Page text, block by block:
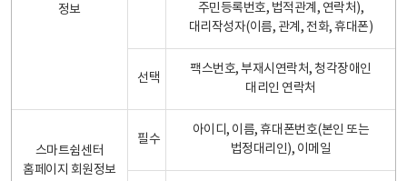
정보
주민등록번호, 법적관계, 연락처),
대리작성자(이름, 관계, 전화, 휴대폰)
선택
팩스번호, 부재시연락처, 청각장애인
대리인 연락처
스마트쉼센터
홈페이지 회원정보
필수
아이디, 이름, 휴대폰번호(본인 또는
법정대리인), 이메일